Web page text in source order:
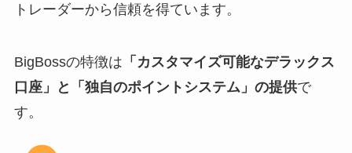
トレーダーから信頼を得ています。
BigBossの特徴は 「カスタマイズ可能なデラックス
口座」と「独自のポイントシステム」の提供で
す。